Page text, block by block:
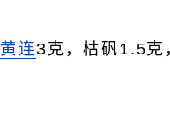
黄连3克，枯矾1.5克